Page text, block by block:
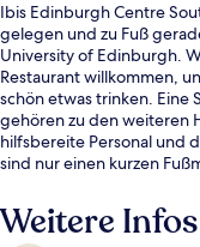
Ibis Edinburgh Centre
gelegen und zu Fuß
University of Edinburgh.
Restaurant willkommen,
schön etwas trinken. Eine
gehören zu den weiteren
hilfsbereite Personal und
sind nur einen kurzen
Princes Street 13 Minuten.
Weitere